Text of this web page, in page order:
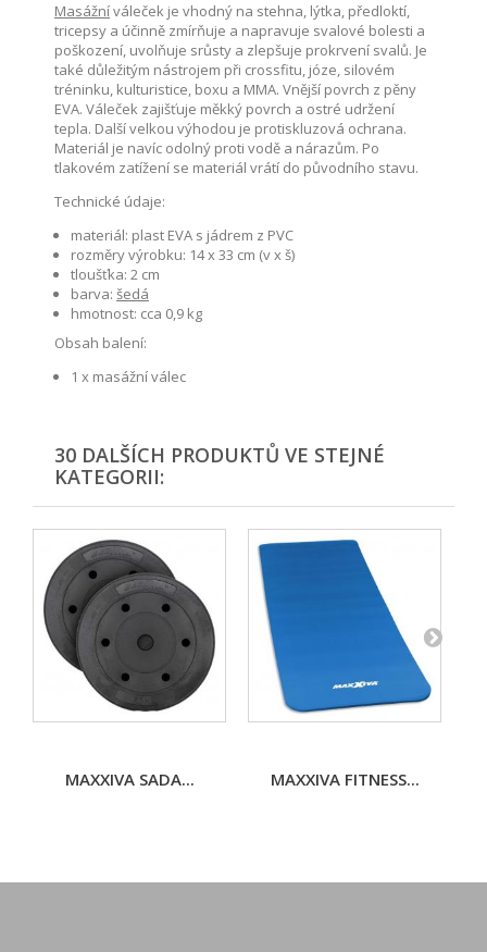
Masážníváleček je vhodný na stehna, lýtka, předloktí,
tricepsy a účinně zmírňuje a napravuje svalové bolesti a
poškození, uvolňuje srůsty a zlepšuje prokrvení svalů. Je
také důležitým nástrojem při crossfitu, józe, silovém
tréninku, kulturistice, boxu a MMA. Vnější povrch z pěny
EVA. Váleček zajišťuje měkký povrch a ostré udržení
tepla. Další velkou výhodou je protiskluzová ochrana.
Materiál je navíc odolný proti vodě a nárazům. Po
tlakovém zatížení se materiál vrátí do původního stavu.
Technické údaje:
materiál: plast EVA s jádrem z PVC
rozměry výrobku: 14 x 33 cm (v x š)
tloušťka: 2 cm
barva: šedá
hmotnost: cca 0,9 kg
Obsah balení:
1 x masážní válec
30 DALŠÍCH PRODUKTŮ VE STEJNÉ
KATEGORII:
MAXXIVA SADA... MAXXIVA FITNESS...